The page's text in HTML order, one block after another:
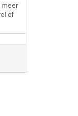
meer
of